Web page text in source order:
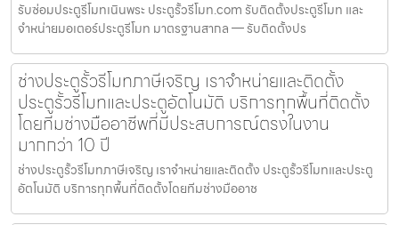
รับซ่อมประตูรีโมทเนินพระ ประตูรั้วรีโมท.com รับติดตั้งประตูรีโมท และ
จำหน่ายมอเตอร์ประตูรีโมท มาตรฐานสากล — รับติดตั้งปร
ช่างประตูรั้วรีโมทภาษีเจริญ เราจำหน่ายและติดตั้ง
ประตูรั้วรีโมทและประตูอัตโนมัติ บริการทุกพื้นที่ติดตั้ง
โดยทีมช่างมืออาชีพที่มีประสบการณ์ตรงในงาน
มากกว่า 10 ปี
ช่างประตูรั้วรีโมทภาษีเจริญ เราจำหน่ายและติดตั้ง ประตูรั้วรีโมทและประตู
อัตโนมัติ บริการทุกพื้นที่ติดตั้งโดยทีมช่างมืออาช